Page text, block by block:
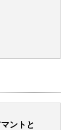
ントと